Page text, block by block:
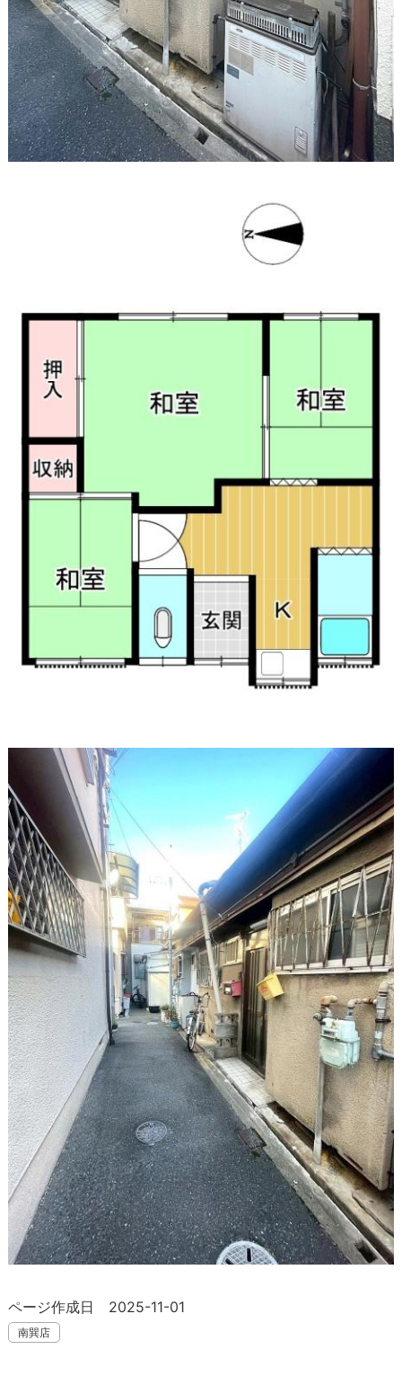
ページ作成日 2025-11-01
南巽店